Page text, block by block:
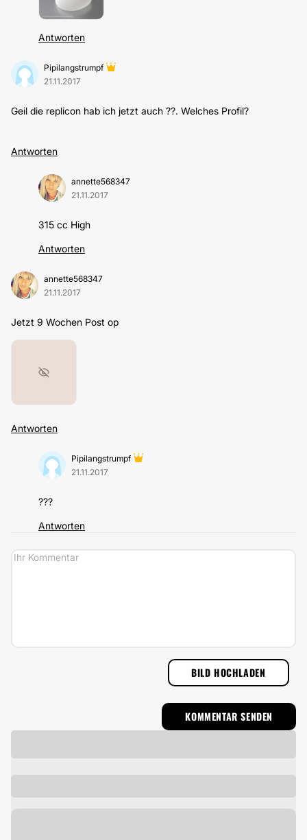
Antworten
Pipilangstrumpf
21.11.2017
Geil die replicon hab ich jetzt auch ??. Welches Profil?
Antworten
annette568347
21.11.2017
315 cc High
Antworten
annette568347
21.11.2017
Jetzt 9 Wochen Post op
Antworten
Pipilangstrumpf
21.11.2017
???
Antworten
BILD HOCHLADEN